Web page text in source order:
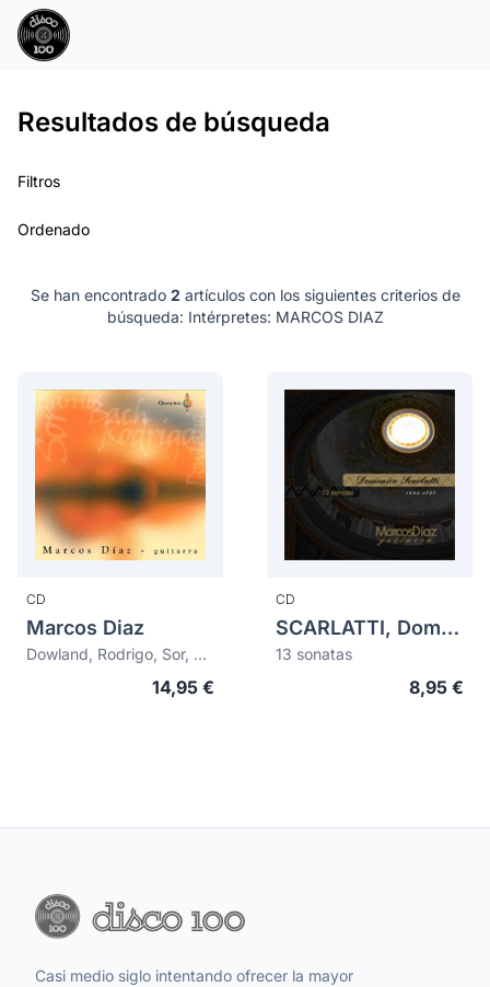
Resultados de búsqueda
Filtros
Ordenado
Se han encontrado 2 artículos con los siguientes criterios de
búsqueda: Intérpretes: MARCOS DIAZ
CD
Marcos Diaz
Dowland, Rodrigo, Sor, Bach, Barrios
14,95 €
CD
SCARLATTI, Domenico (1685-1757)
13 sonatas
8,95 €
Casi medio siglo intentando ofrecer la mayor